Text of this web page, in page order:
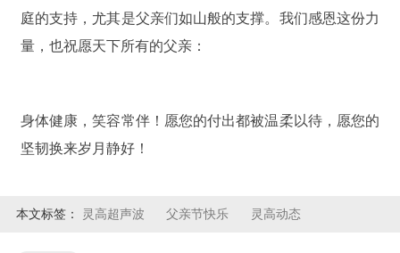
庭的支持，尤其是父亲们如山般的支撑。我们感恩这份力
量，也祝愿天下所有的父亲：
身体健康，笑容常伴！愿您的付出都被温柔以待，愿您的
坚韧换来岁月静好！
本文标签： 灵高超声波 父亲节快乐 灵高动态